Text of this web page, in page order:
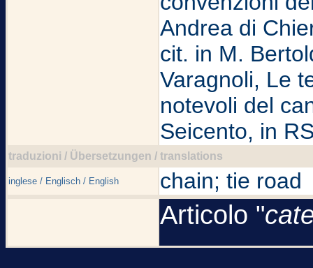
Andrea di
cit. in M.
Varagnoli, Le
notevoli del
Seicento, in
traduzioni / Übersetzungen / translations
inglese / Englisch / English chain; tie road
Articolo "